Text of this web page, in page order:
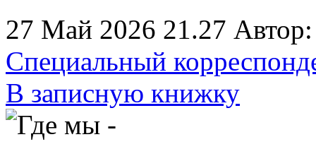
27 Май 2026 21.27
Специальный
В записную книжку